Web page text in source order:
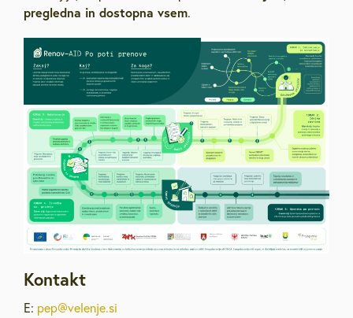
pregledna in dostopna vsem.
Kontakt
E: pep@velenje.si